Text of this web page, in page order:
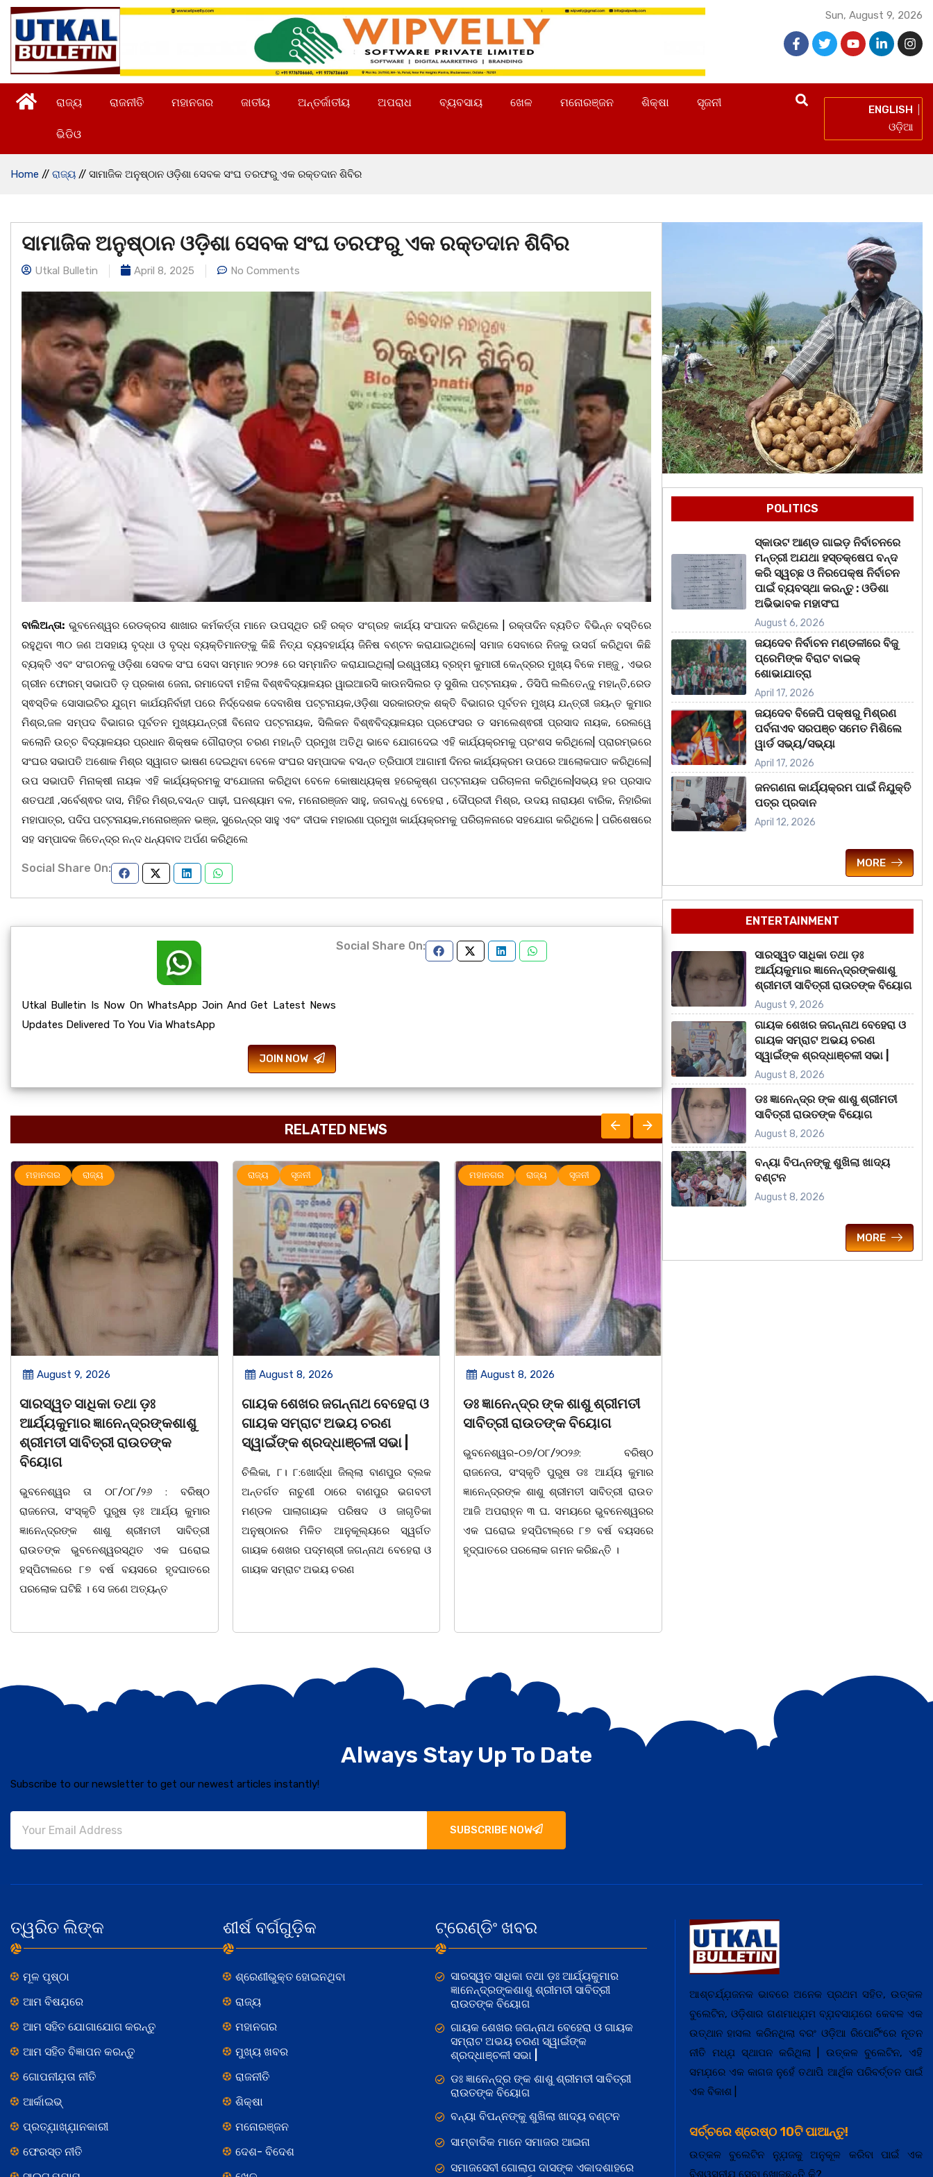
Sun, August 9, 2026
ରାଜ୍ୟ ରାଜନୀତି ମହାନଗର ଜାତୀୟ ଅନ୍ତର୍ଜାତୀୟ ଅପରାଧ ବ୍ୟବସାୟ ଖେଳ ମନୋରଞ୍ଜନ ଶିକ୍ଷା ସୃଜନୀ
ଭିଡିଓ
ENGLISH
ଓଡ଼ିଆ
Home // ରାଜ୍ୟ // ସାମାଜିକ ଅନୁଷ୍ଠାନ ଓଡ଼ିଶା ସେବକ ସଂଘ ତରଫରୁ ଏକ ରକ୍ତଦାନ ଶିବିର
ସାମାଜିକ ଅନୁଷ୍ଠାନ ଓଡ଼ିଶା ସେବକ ସଂଘ ତରଫରୁ ଏକ ରକ୍ତଦାନ ଶିବିର
Utkal Bulletin April 8, 2025 No Comments
ବାଲିଅନ୍ତା: ଭୁବନେଶ୍ୱର ରେଡକ୍ରସ ଶାଖାର କର୍ମକର୍ତ୍ତା ମାନେ ଉପସ୍ଥିତ ରହି ରକ୍ତ ସଂଗ୍ରହ କାର୍ଯ୍ୟ ସଂପାଦନ କରିଥିଲେ | ରକ୍ତାଦିନ ବ୍ୟତିତ ବିଭିନ୍ନ ବସ୍ତିରେ
ରହୁଥିବା ୩୦ ଜଣ ଅସହାୟ ବୃଦ୍ଧା ଓ ବୃଦ୍ଧ ବ୍ୟକ୍ତିମାନଙ୍କୁ କିଛି ନିତ୍ଯ ବ୍ୟବହାର୍ଯ୍ୟ ଜିନିଷ ବଣ୍ଟନ କରାଯାଇଥିଲେ| ସମାଜ ସେବାରେ ନିଜକୁ ଉସର୍ଗ କରିଥିବା କିଛି
ବ୍ୟକ୍ତି ଏବଂ ସଂଗଠନକୁ ଓଡ଼ିଶା ସେବକ ସଂଘ ସେବା ସମ୍ମାନ ୨୦୨୫ ରେ ସମ୍ମାନିତ କରାଯାଇଥିଲା| ଇଶ୍ୱରୀୟ ବ୍ରହ୍ମ କୁମାରୀ କେନ୍ଦ୍ରର ମୁଖ୍ୟ ବିକେ ମଞ୍ଜୁ , ଏଭର
ଗ୍ରୀନ ଫୋରମ୍ ସଭାପତି ଡ଼ ପ୍ରକାଶ ଜେନା, ରମାଦେବୀ ମହିଳା ବିଶ୍ଵବିଦ୍ୟାଳୟର ୱାଇଆରସି କାଉନସିଲର ଡ଼ ସୁଶିଲ ପଟ୍ଟନାୟକ , ଡିସିପି ଲଲିତେନ୍ଦୁ ମହାନ୍ତି,ରେଡ
ସ୍ଵସ୍ତିକ ସୋସାଇଟିର ଯୁଗ୍ମ କାର୍ଯୟନିର୍ବାହୀ ପରେ ନିର୍ଦ୍ଦେଶକ ଦେବାଶିଷ ପଟ୍ଟନାୟକ,ଓଡ଼ିଶା ସରକାରଙ୍କ ଶକ୍ତି ବିଭାଗର ପୂର୍ବତନ ମୁଖ୍ୟ ଯନ୍ତ୍ରୀ ଜୟନ୍ତ କୁମାର
ମିଶ୍ର,ଜଳ ସମ୍ପଦ ବିଭାଗର ପୂର୍ବତନ ମୁଖ୍ୟଯନ୍ତ୍ରୀ ବିନୋଦ ପଟ୍ଟନାୟକ, ସିଲିକନ ବିଶ୍ଵବିଦ୍ୟାଳୟର ପ୍ରଫେସର ଡ ସମଲେଶ୍ଵରୀ ପ୍ରସାଦ ନାୟକ, ରେଲୱେ
କଲୋନି ଉଚ୍ଚ ବିଦ୍ୟାଳୟର ପ୍ରଧାନ ଶିକ୍ଷକ ଗୌରାଙ୍ଗ ଚରଣ ମହାନ୍ତି ପ୍ରମୁଖ ଅତିଥି ଭାବେ ଯୋଗଦେଇ ଏହି କାର୍ଯ୍ୟକ୍ରମକୁ ପ୍ରଂଶସ କରିଥିଲେ| ପ୍ରାରମ୍ଭରେ
ସଂଘର ସଭାପତି ଅଶୋକ ମିଶ୍ର ସ୍ୱାଗତ ଭାଷଣ ଦେଇଥିବା ବେଳେ ସଂଘର ସମ୍ପାଦକ ବସନ୍ତ ତ୍ରିପାଠୀ ଆଗାମୀ ଦିନର କାର୍ଯ୍ୟକ୍ରମ ଉପରେ ଆଲୋକପାତ କରିଥିଲେ|
ଉପ ସଭାପତି ମିନାକ୍ଷୀ ନାୟକ ଏହି କାର୍ଯ୍ୟକ୍ରମକୁ ସଂଯୋଜନା କରିଥିବା ବେଳେ କୋଷାଧ୍ୟକ୍ଷ ହରେକୃଷ୍ଣ ପଟ୍ଟନାୟକ ପରିଚାଳନା କରିଥିଲେ|ସଭ୍ୟ ହର ପ୍ରସାଦ
ଶତପଥୀ ,ସର୍ବେଶ୍ଵର ଦାସ, ମିହିର ମିଶ୍ର,ବସନ୍ତ ପାଢ଼ୀ, ଘନଶ୍ୟାମ ବଳ, ମନୋରଞ୍ଜନ ସାହୁ, ଜଗବନ୍ଧୁ ବେହେରା , ଦୌପ୍ରଦୀ ମିଶ୍ର, ଉଦୟ ନାରାୟଣ ବାରିକ, ନିହାରିକା
ମହାପାତ୍ର, ପଦିପ ପଟ୍ଟନାୟକ,ମନୋରଞ୍ଜନ ଭଞ୍ଜ, ସୁରେନ୍ଦ୍ର ସାହୁ ଏବଂ ଦୀପକ ମହାରଣା ପ୍ରମୁଖ କାର୍ଯ୍ୟକ୍ରମକୁ ପରିଚାଳନାରେ ସହଯୋଗ କରିଥିଲେ | ପରିଶେଷରେ
ସହ ସମ୍ପାଦକ ଜିତେନ୍ଦ୍ର ନନ୍ଦ ଧନ୍ୟବାଦ ଅର୍ପଣ କରିଥିଲେ
Social Share On:
Utkal Bulletin Is Now On WhatsApp Join And Get Latest News
Updates Delivered To You Via WhatsApp
JOIN NOW
Social Share On:
RELATED NEWS
ରାଜ୍ୟ ସୃଜନୀ
August 8, 2026
ଗାୟକ ଶେଖର ଜଗନ୍ନାଥ ବେହେରା ଓ
ଗାୟକ ସମ୍ରାଟ ଅଭୟ ଚରଣ
ସ୍ୱାଇଁଙ୍କ ଶ୍ରଦ୍ଧାଞ୍ଚଳୀ ସଭା |
ଚିଲିକା, ୮। ୮:ଖୋର୍ଦ୍ଧା ଜିଲ୍ଲା ବାଣପୁର ବ୍ଲକ
ଅନ୍ତର୍ଗତ ନାଚୁଣୀ ଠାରେ ବାଣପୁର ଭଗବତୀ
ମଣ୍ଡଳ ପାଲାଗାୟକ ପରିଷଦ ଓ ଜାଗୃତିକା
ଅନୁଷ୍ଠାନର ମିଳିତ ଆନୁକୂଲ୍ୟରେ ସ୍ୱର୍ଗତ
ଗାୟକ ଶେଖର ପଦ୍ମଶ୍ରୀ ଜଗନ୍ନାଥ ବେହେରା ଓ
ଗାୟକ ସମ୍ରାଟ ଅଭୟ ଚରଣ
ମହାନଗର
August 8, 2026
ଡଃ ଜ୍ଞାନେନ୍ଦ୍ର ଙ୍କ ଶାଶୁ ଶ୍ରୀମତୀ
ସାବିତ୍ରୀ ରାଉତଙ୍କ ବିୟୋଗ
ଭୁବନେଶ୍ୱର-୦୭/୦୮/୨୦୨୬: ବରିଷ୍ଠ
ରାଜନେତା, ସଂସ୍କୃତି ପୁରୁଷ ଡଃ ଆର୍ଯ୍ୟ କୁମାର
ଜ୍ଞାନେନ୍ଦ୍ରଙ୍କ ଶାଶୁ ଶ୍ରୀମତୀ ସାବିତ୍ରୀ ରାଉତ
ଆଜି ଅପରାହ୍ନ ୩ ଘ. ସମୟରେ ଭୁବନେଶ୍ୱରର
ଏକ ଘରୋଇ ହସ୍ପିଟାଲ୍ରେ ୮୭ ବର୍ଷ ବୟସରେ
ହୃଦ୍ଘାତରେ ପରଲୋକ ଗମନ କରିଛନ୍ତି ।
ମହାନଗର ରାଜ୍ୟ
August 8, 2026
ବନ୍ୟା ବିପନ୍ନଙ୍କୁ ଶୁଖିଲା ଖାଦ୍ୟ
ବଣ୍ଟନ
07/08/26 ବନ୍ୟା ବିପନ୍ନଙ୍କ ଉଦେଶ୍ୟରେ
ଦଶରଥପୁର ଯୁବ କଂଗ୍ରେସ ପକ୍ଷରୁ ରିଲିଫ
ସାମଗ୍ରୀ ବଣ୍ଟନ କରାଯାଇଥିବା ଦେଖାଯାଇଛି ।
ବ୍ଲକସ୍ଥ କସପା, ତରପଦା, ମଲିକାପୁର,
ନିଜାମପୁର, ଦୁଦୁରାଅଣ୍ଟା, କମାରଡିହ, କୟାଁ ଆଦି
ପଞ୍ଚାୟତରେ ପ୍ରାୟ ୧୫ ଶହ ପରିବାରକୁ ମୁଡି,
ରାଜ୍ୟ
POLITICS
ସ୍କାଉଟ ଆଣ୍ଡ ଗାଇଡ଼ ନିର୍ବାଚନରେ
ମନ୍ତ୍ରୀ ଅଯଥା ହସ୍ତକ୍ଷେପ ବନ୍ଦ
କରି ସ୍ୱଚ୍ଛ ଓ ନିରପେକ୍ଷ ନିର୍ବାଚନ
ପାଇଁ ବ୍ୟବସ୍ଥା କରନ୍ତୁ : ଓଡିଶା
ଅଭିଭାବକ ମହାସଂଘ
August 6, 2026
ଜୟଦେବ ନିର୍ବାଚନ ମଣ୍ଡଳୀରେ ବିଜୁ
ପ୍ରେମିଙ୍କ ବିରାଟ ବାଇକ୍
ଶୋଭାଯାତ୍ରା
April 17, 2026
ଜୟଦେବ ବିଜେପି ପକ୍ଷରୁ ମିଶ୍ରଣ
ପର୍ବନାଏବ ସରପଞ୍ଚ ସମେତ ମିଶିଲେ
ୱାର୍ଡ ସଭ୍ୟ/ସଭ୍ୟା
April 17, 2026
ଜନଗଣନା କାର୍ଯ୍ୟକ୍ରମ ପାଇଁ ନିଯୁକ୍ତି
ପତ୍ର ପ୍ରଦାନ
April 12, 2026
MORE
ENTERTAINMENT
ସାରସ୍ୱତ ସାଧିକା ତଥା ଡ଼ଃ
ଆର୍ଯ୍ୟକୁମାର ଜ୍ଞାନେନ୍ଦ୍ରଙ୍କଶାଶୁ
ଶ୍ରୀମତୀ ସାବିତ୍ରୀ ରାଉତଙ୍କ ବିୟୋଗ
August 9, 2026
ଗାୟକ ଶେଖର ଜଗନ୍ନାଥ ବେହେରା ଓ
ଗାୟକ ସମ୍ରାଟ ଅଭୟ ଚରଣ
ସ୍ୱାଇଁଙ୍କ ଶ୍ରଦ୍ଧାଞ୍ଚଳୀ ସଭା |
August 8, 2026
ଡଃ ଜ୍ଞାନେନ୍ଦ୍ର ଙ୍କ ଶାଶୁ ଶ୍ରୀମତୀ
ସାବିତ୍ରୀ ରାଉତଙ୍କ ବିୟୋଗ
August 8, 2026
ବନ୍ୟା ବିପନ୍ନଙ୍କୁ ଶୁଖିଲା ଖାଦ୍ୟ
ବଣ୍ଟନ
August 8, 2026
MORE
Always Stay Up To Date
Subscribe to our newsletter to get our newest articles instantly!
SUBSCRIBE NOW
ତ୍ୱରିତ ଲିଙ୍କ
ମୂଳ ପୃଷ୍ଠା
ଆମ ବିଷଯ଼ରେ
ଆମ ସହିତ ଯୋଗାଯୋଗ କରନ୍ତୁ
ଆମ ସହିତ ବିଜ୍ଞାପନ କରନ୍ତୁ
ଗୋପନୀଯ଼ତା ନୀତି
ଆର୍କାଇଭ୍
ପ୍ରତ୍ଯ଼ାଖ୍ଯ଼ାନକାରୀ
ଫେରସ୍ତ ନୀତି
ଶୀର୍ଷ ବର୍ଗଗୁଡ଼ିକ
ଶ୍ରେଣୀଭୁକ୍ତ ହୋଇନଥିବା
ରାଜ୍ୟ
ମହାନଗର
ମୁଖ୍ୟ ଖବର
ରାଜନୀତି
ଶିକ୍ଷା
ମନୋରଞ୍ଜନ
ଦେଶ- ବିଦେଶ
ଟ୍ରେଣ୍ଡିଂ ଖବର
ସାରସ୍ୱତ ସାଧିକା ତଥା ଡ଼ଃ ଆର୍ଯ୍ୟକୁମାର
ଜ୍ଞାନେନ୍ଦ୍ରଙ୍କଶାଶୁ ଶ୍ରୀମତୀ ସାବିତ୍ରୀ
ରାଉତଙ୍କ ବିୟୋଗ
ଗାୟକ ଶେଖର ଜଗନ୍ନାଥ ବେହେରା ଓ ଗାୟକ
ସମ୍ରାଟ ଅଭୟ ଚରଣ ସ୍ୱାଇଁଙ୍କ
ଶ୍ରଦ୍ଧାଞ୍ଚଳୀ ସଭା |
ଡଃ ଜ୍ଞାନେନ୍ଦ୍ର ଙ୍କ ଶାଶୁ ଶ୍ରୀମତୀ ସାବିତ୍ରୀ
ରାଉତଙ୍କ ବିୟୋଗ
ବନ୍ୟା ବିପନ୍ନଙ୍କୁ ଶୁଖିଲା ଖାଦ୍ୟ ବଣ୍ଟନ
ସାମ୍ବାଦିକ ମାନେ ସମାଜର ଆଇନା
ସମାଜସେବୀ ଗୋଲାପ ଦାସଙ୍କ ଏକାଦଶାହରେ
ଆଶ୍ଚର୍ଯ୍ଯ଼ଜନକ ଭାବରେ ଅନେକ ପ୍ରଥମ ସହିତ, ଉତ୍କଳ
ବୁଲେଟିନ, ଓଡ଼ିଶାର ଗଣମାଧ୍ଯ଼ମ ବ୍ଯ଼ବସାଯ଼ରେ କେବଳ ଏକ
ଉତ୍ଥାନ ହାସଲ କରିନଥିଲା ବରଂ ଓଡ଼ିଆ ରିପୋର୍ଟିଂରେ ନୂତନ
ନୀତି ମଧ୍ଯ଼ ସ୍ଥାପନ କରିଥିଲା | ଉତ୍କଳ ବୁଲେଟିନ, ଏହି
ସମଯ଼ରେ ଏକ କାଗଜ ନୁହେଁ ତଥାପି ଆର୍ଥିକ ପରିବର୍ତ୍ତନ ପାଇଁ
ଏକ ବିକାଶ |
ସର୍ଚ୍ଚରେ ଶ୍ରେଷ୍ଠ 10ଟି ପାଆନ୍ତୁ!
ଉତ୍କଳ ବୁଲେଟିନ ନ୍ଯ଼ୁଜକୁ ଅନୁକୂଳ କରିବା ପାଇଁ ଏକ
ବିଶ୍ୱସନୀଯ଼ ସେବା ଖୋଜୁଛନ୍ତି କି?